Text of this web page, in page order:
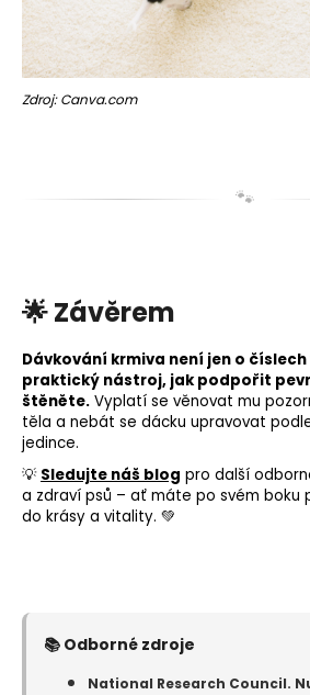
Zdroj: Canva.com
🐾
🌟 Závěrem
Dávkování krmiva není jen o
praktický nástroj, jak podpořit
štěněte. Vyplatí se věnovat mu
těla a nebát se dácku upravovat
jedince.
💡 Sledujte náš blog pro další
a zdraví psů – ať máte po svém boku
do krásy a vitality. 💚
📚 Odborné zdroje
National Research Council.